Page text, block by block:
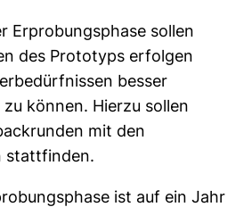
Erprobungsphase sollen
des Prototyps erfolgen
besser
können. Hierzu sollen
mit den
stattfinden.
ist auf ein Jahr